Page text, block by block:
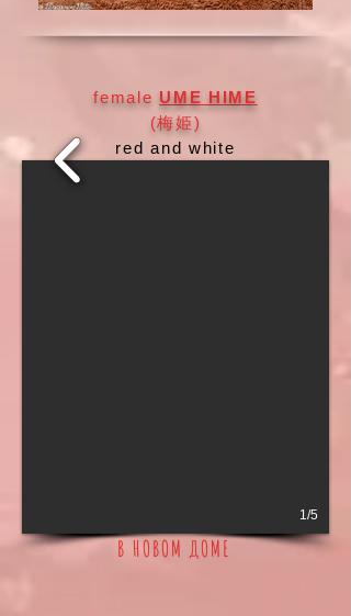
femaleUME HIME
(梅姫)
red and white
1/5
В НОВОМ ДОМЕ